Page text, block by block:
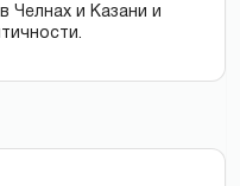
Челнах и Казани и